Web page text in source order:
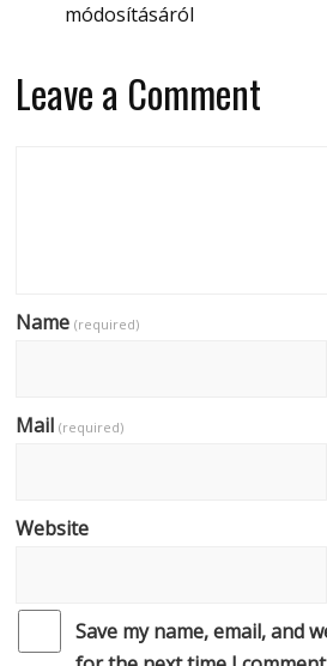
módosításáról
Leave a Comment
Name(required)
Mail(required)
Website
Save my name, email, and